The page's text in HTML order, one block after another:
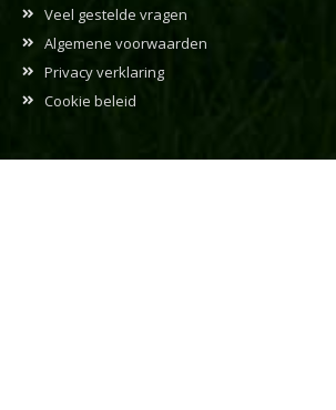
Veel gestelde vragen
Algemene voorwaarden
Privacy verklaring
Cookie beleid
Contactinformatie